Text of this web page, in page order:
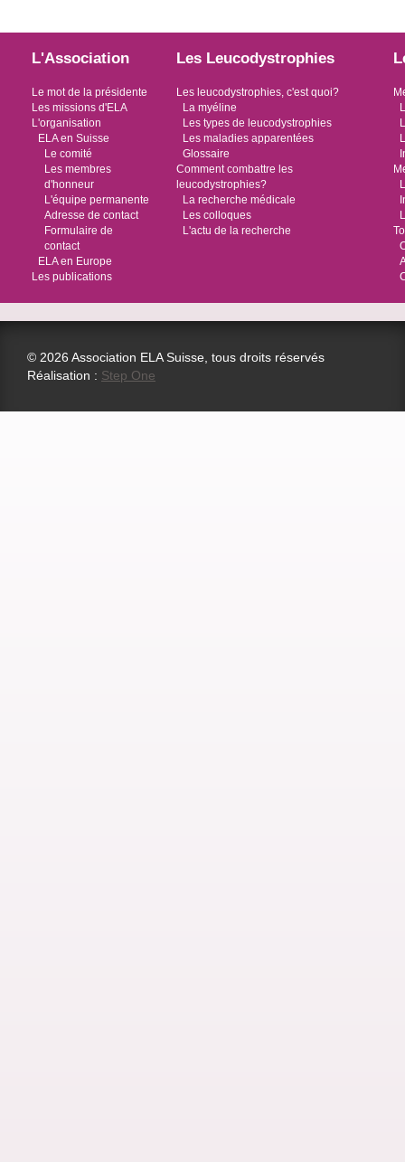
L'Association
Le mot de la présidente
Les missions d'ELA
L'organisation
ELA en Suisse
Le comité
Les membres
d'honneur
L'équipe permanente
Adresse de contact
Formulaire de
contact
ELA en Europe
Les publications
Les Leucodystrophies
Les leucodystrophies, c'est quoi?
La myéline
Les types de leucodystrophies
Les maladies apparentées
Glossaire
Comment combattre les
leucodystrophies?
La recherche médicale
Les colloques
L'actu de la recherche
© 2026 Association ELA Suisse, tous droits réservés
Réalisation : Step One